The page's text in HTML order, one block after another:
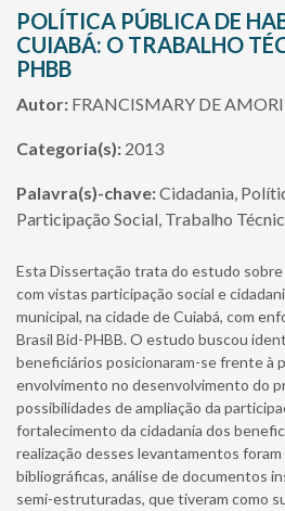
POLÍTICA PÚBLICA DE
CUIABÁ: O TRABALHO
PHBB
Autor: FRANCISMARY DE
Categoria(s): 2013
Palavra(s)-chave:Cidadania,
Participação Social, Trabalho
Esta Dissertação trata do estudo
com vistas participação social e
municipal, na cidade de Cuiabá, com
Brasil Bid-PHBB. O estudo buscou
beneficiários posicionaram-se frente à
envolvimento no desenvolvimento do
possibilidades de ampliação da
fortalecimento da cidadania dos
realização desses levantamentos foram
bibliográficas, análise de documentos
semi-estruturadas, que tiveram como